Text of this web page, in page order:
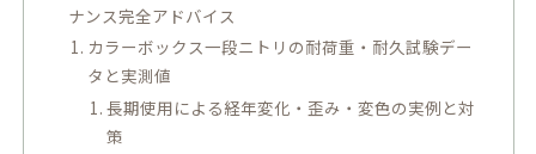
ナンス完全アドバイス
カラーボックス一段ニトリの耐荷重・耐久試験デー
タと実測値
長期使用による経年変化・歪み・変色の実例と対
策